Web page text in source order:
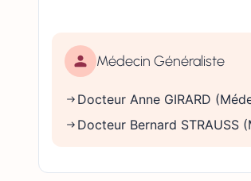
Médecin Généraliste
Docteur
Docteur Bernard STRAUSS (Médecin